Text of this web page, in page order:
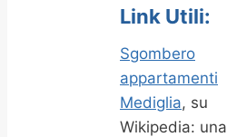
Link Utili:
Sgombero
appartamenti
Mediglia, su
Wikipedia: una